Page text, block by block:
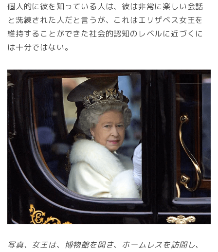
個人的に彼を知っている人は、彼は非常に楽しい会話
と洗練された人だと言うが、これはエリザベス女王を
維持することができた社会的認知のレベルに近づくに
は十分ではない。
写真、女王は、博物館を開き、ホームレスを訪問し、